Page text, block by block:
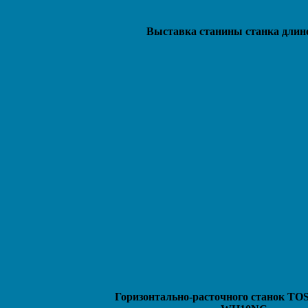
Выставка станины станка
Горизонтально-расточного станок